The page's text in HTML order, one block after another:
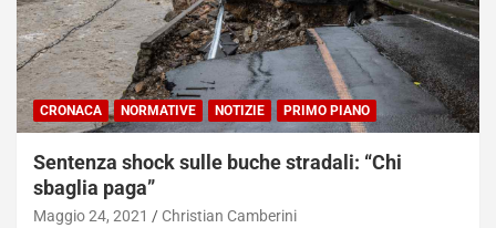
CRONACA NORMATIVE NOTIZIE PRIMO PIANO
Sentenza shock sulle buche stradali: “Chi
sbaglia paga”
Maggio 24, 2021 Christian Camberini